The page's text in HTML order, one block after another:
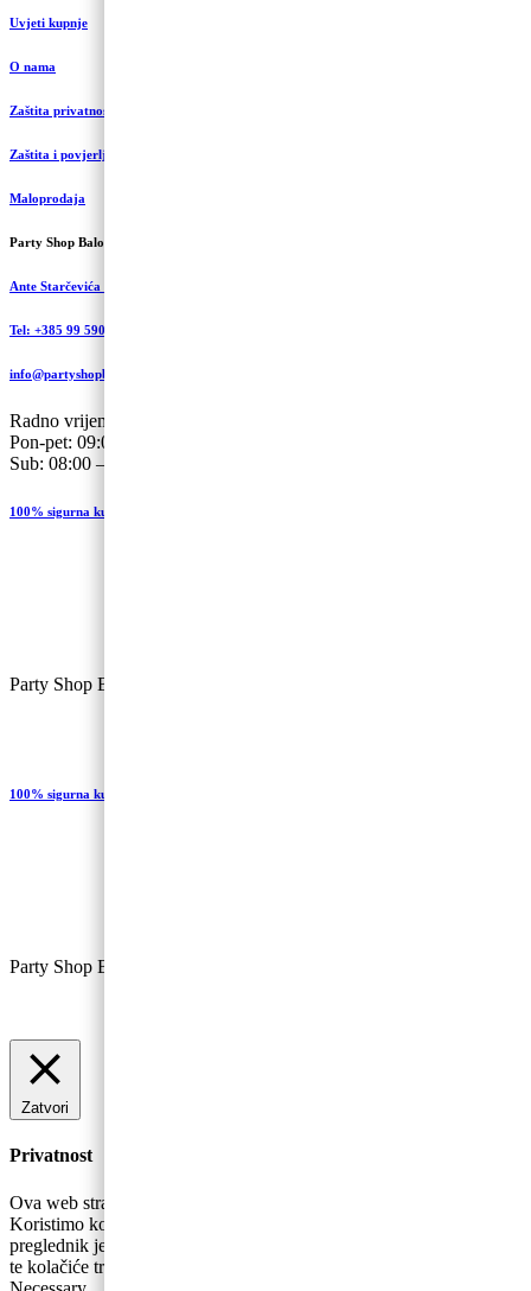
Uvjeti kupnje
O nama
Zaštita privatnosti i kolačići
Zaštita i povjerljivost podataka
Maloprodaja
Party Shop Balončić, obrt
Ante Starčevića 5A, Koprivnica
Tel: +385 99 590 2450
info@partyshopbaloncic.hr
Radno vrijeme
Pon-pet: 09:00-19.00
Sub: 08:00 – 13:00
100% sigurna kupovina
Party Shop Balončić, obrt ©
100% sigurna kupovina
Party Shop Baloncic, obrt ©
Zatvori
Privatnost
Ova web stranica koristi kolačiće za poboljšanje vašeg iskustva.
Koristimo kolačiće koji se prema potrebi pohranjuju se na vaš
preglednik jer su bitni za rad osnovnih funkcionalnosti web stranice
te kolačiće trećih strana koji nam pomažu u analizira